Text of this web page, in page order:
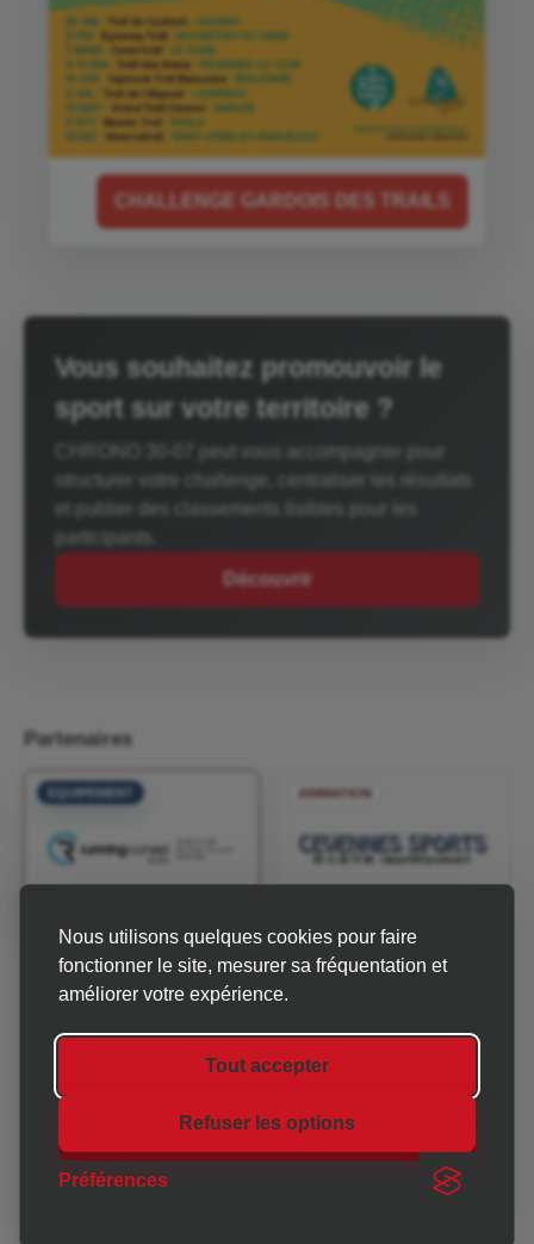
Nous utilisons quelques cookies pour faire
fonctionner le site, mesurer sa fréquentation et
améliorer votre expérience.
Tout accepter
Refuser les options
Préférences
CHALLENGE GARDOIS DES TRAILS
Vous souhaitez promouvoir le
sport sur votre territoire ?
CHRONO 30-07 peut vous accompagner pour
structurer votre challenge, centraliser les résultats
et publier des classements lisibles pour les
participants.
Découvrir
Partenaires
EQUIPEMENT
INFOS & MÉTÉO
CHRONO 30-07 est une association qui accompagne les
organisateurs d'événements sportifs et associatifs en
Gard-Ardèche.